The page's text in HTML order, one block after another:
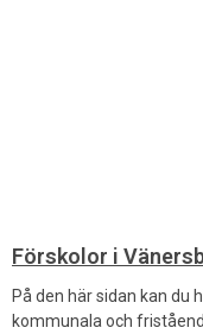
Förskolor i
På den här sidan kan du
kommunala och